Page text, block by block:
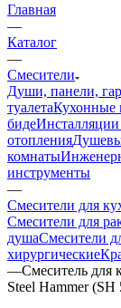
Главная
—
Каталог
—
Смесители
Души, панели,
туалетаКухонные
бидеИнсталляции
отопления
комнаты
инструменты
—
Смесители для
Смесители для
душаСмесители
хирургические
—Смеситель для
Steel Hammer